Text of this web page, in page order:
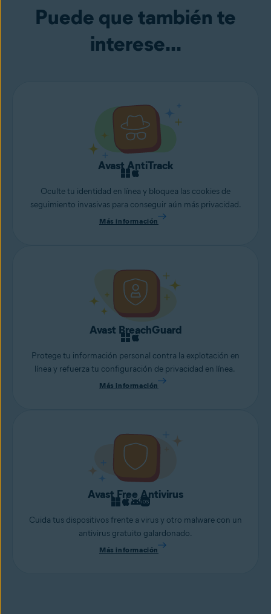
Puede que también te
interese...
Avast AntiTrack
Oculte tu identidad en línea y bloquea las cookies de
seguimiento invasivas para conseguir aún más privacidad.
Más información
Avast BreachGuard
Protege tu información personal contra la explotación en
línea y refuerza tu configuración de privacidad en línea.
Más información
Avast Free Antivirus
Cuida tus dispositivos frente a virus y otro malware con un
antivirus gratuito galardonado.
Más información